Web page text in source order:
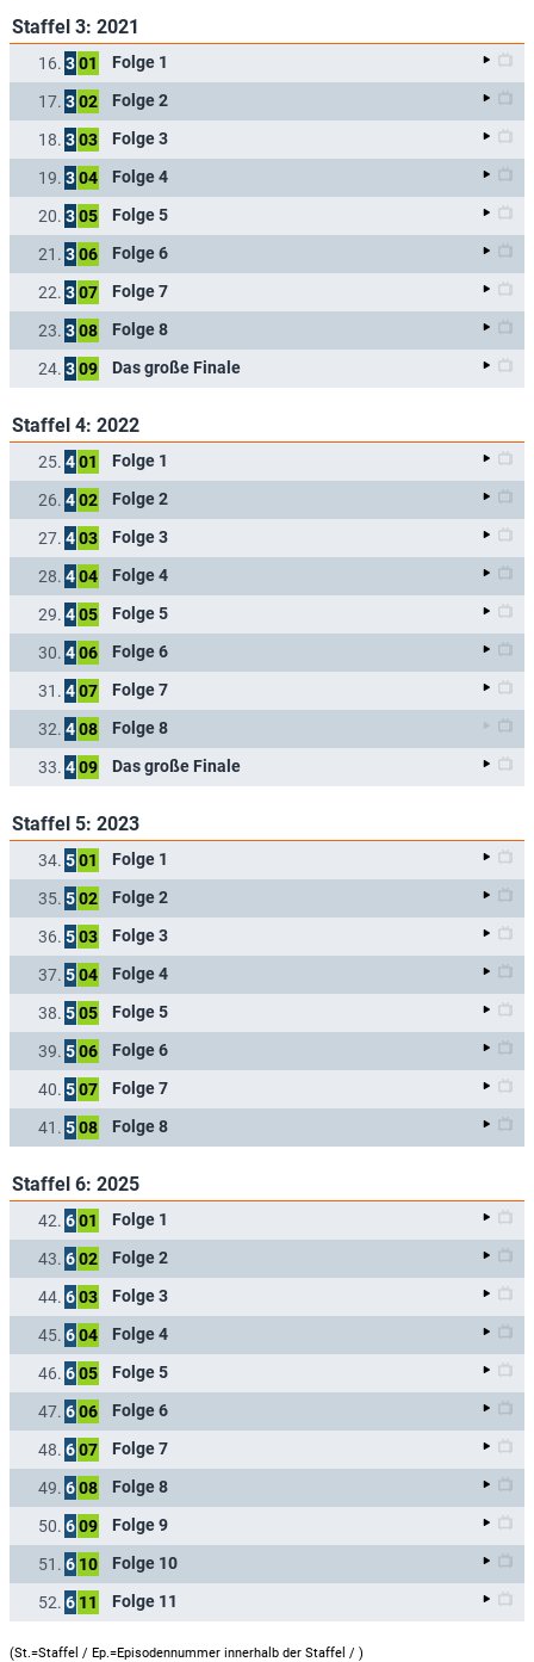
Staffel 3: 2021
16. 301 Folge 1
17. 302 Folge 2
18. 303 Folge 3
19. 304 Folge 4
20. 305 Folge 5
21. 306 Folge 6
22. 307 Folge 7
23. 308 Folge 8
24. 309 Das große Finale
Staffel 4: 2022
25. 401 Folge 1
26. 402 Folge 2
27. 403 Folge 3
28. 404 Folge 4
29. 405 Folge 5
30. 406 Folge 6
31. 407 Folge 7
32. 408 Folge 8
33. 409 Das große Finale
Staffel 5: 2023
34. 501 Folge 1
35. 502 Folge 2
36. 503 Folge 3
37. 504 Folge 4
38. 505 Folge 5
39. 506 Folge 6
40. 507 Folge 7
41. 508 Folge 8
Staffel 6: 2025
42. 601 Folge 1
43. 602 Folge 2
44. 603 Folge 3
45. 604 Folge 4
46. 605 Folge 5
47. 606 Folge 6
48. 607 Folge 7
49. 608 Folge 8
50. 609 Folge 9
51. 6 10 Folge 10
52. 6 11 Folge 11
(St.=Staffel / Ep.=Episodennummer innerhalb der Staffel / )